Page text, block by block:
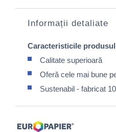
Informații detaliate
Caracteristicile
Calitate superioară
Oferă cele mai bune
Sustenabil - fabricat